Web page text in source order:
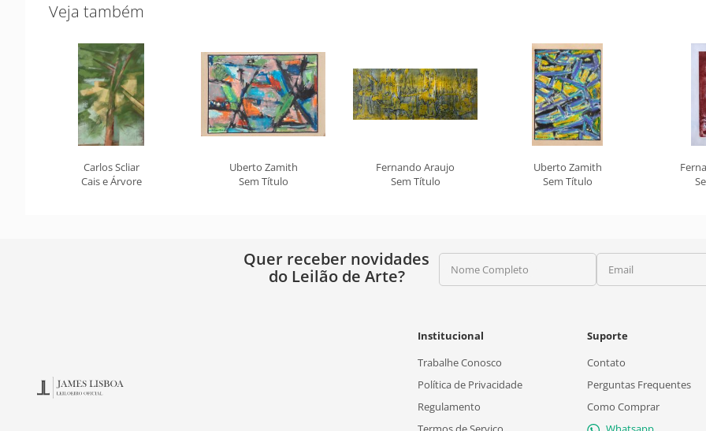
Veja também
Carlos Scliar
Cais e Árvore
Uberto Zamith
Sem Título
Fernando Araujo
Sem Título
Uberto Zamith
Sem Título
Quer receber novidades
do Leilão de Arte?
Nome Completo Email
Institucional
Trabalhe Conosco
Política de Privacidade
Regulamento
Suporte
Contato
Perguntas Frequentes
Como Comprar